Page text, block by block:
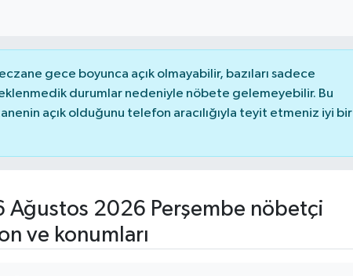
gece boyunca açık olmayabilir, bazıları sadece
durumlar nedeniyle nöbete gelemeyebilir. Bu
açık olduğunu telefon aracılığıyla teyit etmeniz iyi bir
Ağustos 2026 Perşembe nöbetçi
ve konumları